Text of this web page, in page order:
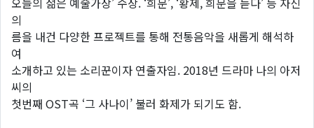
의
름을 내건 다양한 프로젝트를 통해 전통음악을 새롭게 해석하
여
소개하고 있는 소리꾼이자 연출자임. 2018년 드라마 나의 아저
씨의
첫번째 OST곡 ‘그 사나이’ 불러 화제가 되기도 함.